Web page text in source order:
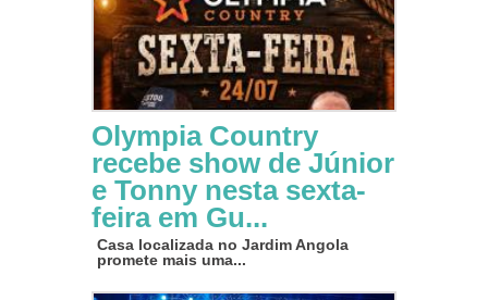
Olympia Country
recebe show de Júnior
e Tonny nesta sexta-
feira em Gu...
Casa localizada no Jardim Angola
promete mais uma...